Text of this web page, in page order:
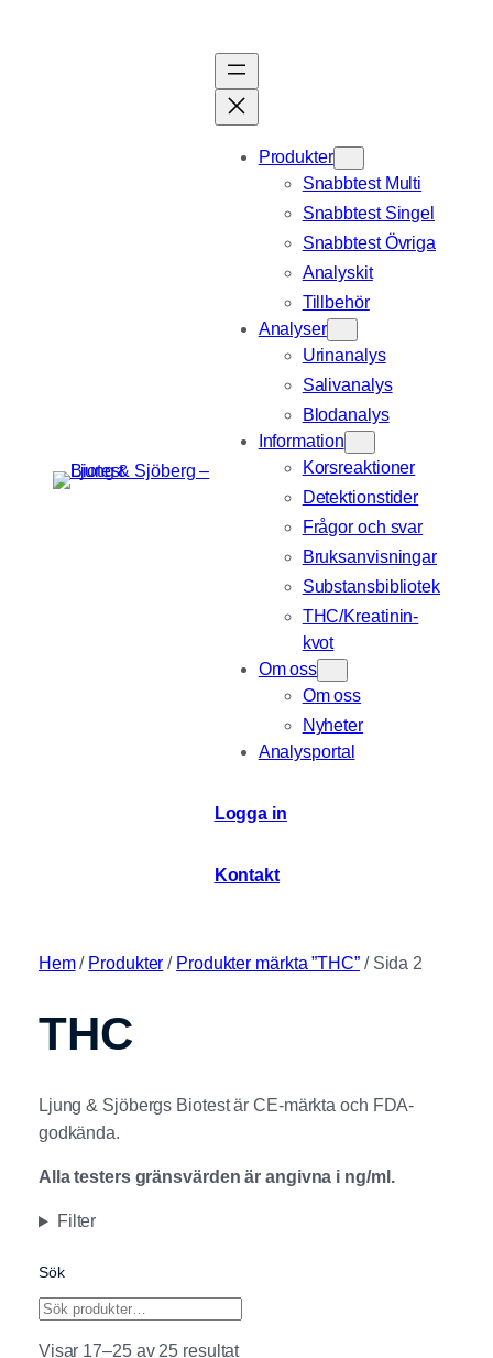
Produkter
Snabbtest Multi
Snabbtest Singel
Snabbtest Övriga
Analyskit
Tillbehör
Analyser
Urinanalys
Salivanalys
Blodanalys
Information
Korsreaktioner
Detektionstider
Frågor och svar
Bruksanvisningar
Substansbibliotek
THC/Kreatinin-
kvot
Om oss
Om oss
Nyheter
Analysportal
Logga in
Kontakt
Hem/ Produkter / Produkter märkta ”THC”/ Sida 2
THC
Ljung & Sjöbergs Biotest är CE-märkta och FDA-
godkända.
Alla testers gränsvärden är angivna i ng/ml.
Filter
Sök
Search
Visar 17–25 av 25 resultat